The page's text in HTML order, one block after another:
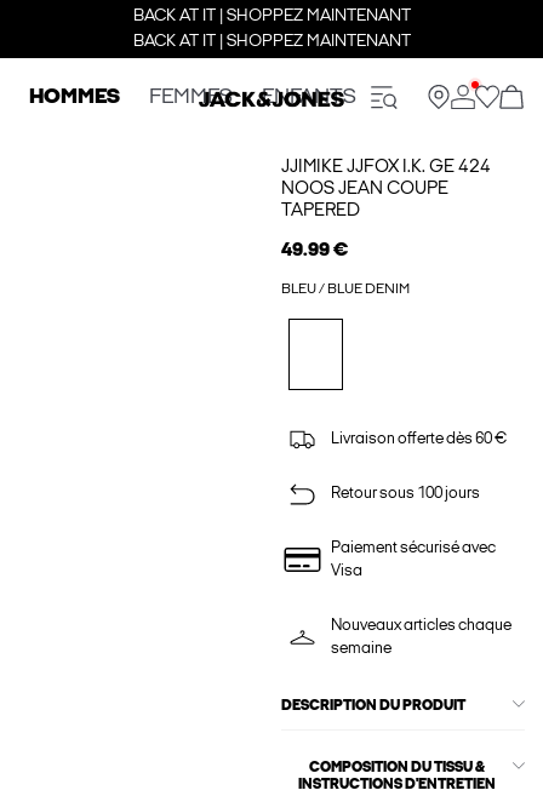
BACK AT IT | SHOPPEZ MAINTENANT
BACK AT IT | SHOPPEZ MAINTENANT
HOMMES FEMMES ENFANTS
JJIMIKE JJFOX I.K. GE 424
NOOS JEAN COUPE
TAPERED
49.99 €
BLEU / BLUE DENIM
Livraison offerte dès 60 €
Retour sous 100 jours
Paiement sécurisé avec
Visa
Nouveaux articles chaque
semaine
DESCRIPTION DU PRODUIT
COMPOSITION DU TISSU &
INSTRUCTIONS D'ENTRETIEN